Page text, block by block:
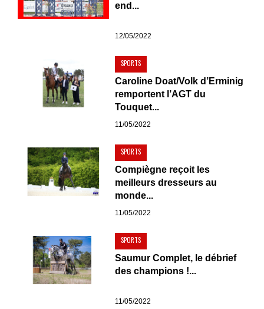
end...
12/05/2022
SPORTS
Caroline Doat/Volk d’Erminig
remportent l’AGT du
Touquet...
11/05/2022
SPORTS
Compiègne reçoit les
meilleurs dresseurs au
monde...
11/05/2022
SPORTS
Saumur Complet, le débrief
des champions !...
11/05/2022